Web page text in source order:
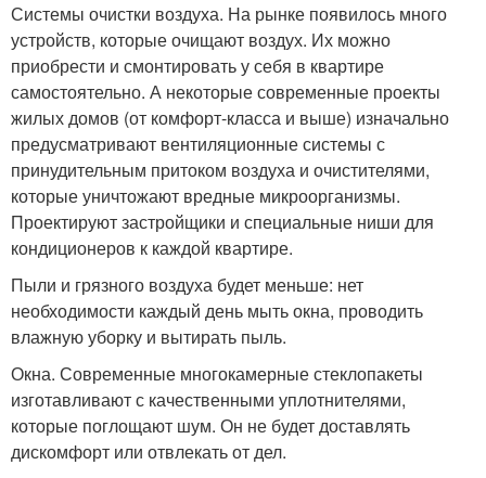
Системы очистки воздуха. На рынке появилось много
устройств, которые очищают воздух. Их можно
приобрести и смонтировать у себя в квартире
самостоятельно. А некоторые современные проекты
жилых домов (от комфорт-класса и выше) изначально
предусматривают вентиляционные системы с
принудительным притоком воздуха и очистителями,
которые уничтожают вредные микроорганизмы.
Проектируют застройщики и специальные ниши для
кондиционеров к каждой квартире.
Пыли и грязного воздуха будет меньше: нет
необходимости каждый день мыть окна, проводить
влажную уборку и вытирать пыль.
Окна. Современные многокамерные стеклопакеты
изготавливают с качественными уплотнителями,
которые поглощают шум. Он не будет доставлять
дискомфорт или отвлекать от дел.